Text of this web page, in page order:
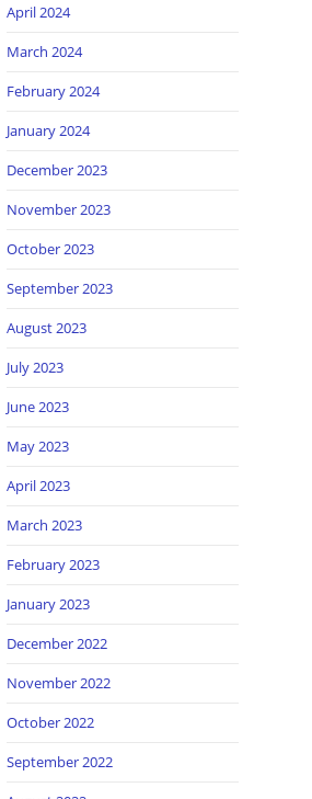
April 2024
March 2024
February 2024
January 2024
December 2023
November 2023
October 2023
September 2023
August 2023
July 2023
June 2023
May 2023
April 2023
March 2023
February 2023
January 2023
December 2022
November 2022
October 2022
September 2022